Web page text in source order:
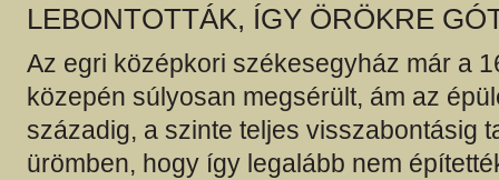
LEBONTOTTÁK, ÍGY ÖRÖKRE
Az egri középkori székesegyház már a
közepén súlyosan megsérült, ám az
századig, a szinte teljes visszabontásig
ürömben, hogy így legalább nem